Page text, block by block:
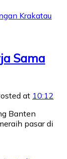
Sama
at 10:12
Banten
pasar di